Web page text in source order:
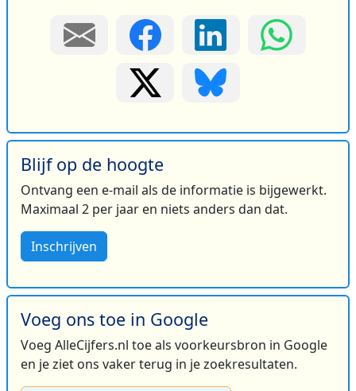
Blijf op de hoogte
Ontvang een e-mail als de informatie is bijgewerkt.
Maximaal 2 per jaar en niets anders dan dat.
Inschrijven
Voeg ons toe in Google
Voeg AlleCijfers.nl toe als voorkeursbron in Google
en je ziet ons vaker terug in je zoekresultaten.